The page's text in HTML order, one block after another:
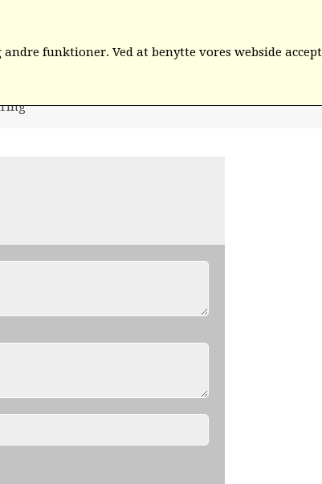
funktioner. Ved at benytte vores webside